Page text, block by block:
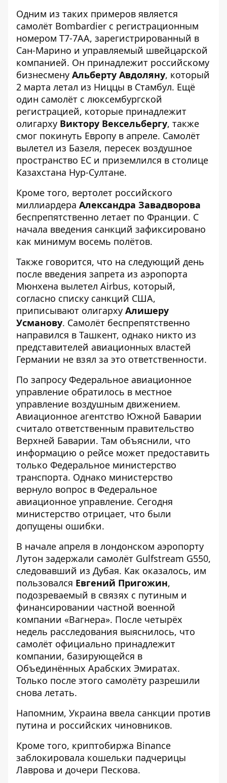
Одним из таких примеров является
самолёт Bombardier с регистрационным
номером T7-7AA, зарегистрированный в
Сан-Марино и управляемый швейцарской
компанией. Он принадлежит российскому
бизнесмену Альберту Авдоляну, который
2 марта летал из Ниццы в Стамбул. Ещё
один самолёт с люксембургской
регистрацией, которые принадлежит
олигарху Виктору Вексельбергу, также
смог покинуть Европу в апреле. Самолёт
вылетел из Базеля, пересек воздушное
пространство ЕС и приземлился в столице
Казахстана Нур-Султане.
Кроме того, вертолет российского
миллиардера Александра Завадворова
беспрепятственно летает по Франции. С
начала введения санкций зафиксировано
как минимум восемь полётов.
Также говорится, что на следующий день
после введения запрета из аэропорта
Мюнхена вылетел Airbus, который,
согласно списку санкций США,
приписывают олигарху Алишеру
Усманову. Самолёт беспрепятственно
направился в Ташкент, однако никто из
представителей авиационных властей
Германии не взял за это ответственности.
По запросу Федеральное авиационное
управление обратилось в местное
управление воздушным движением.
Авиационное агентство Южной Баварии
считало ответственным правительство
Верхней Баварии. Там объяснили, что
информацию о рейсе может предоставить
только Федеральное министерство
транспорта. Однако министерство
вернуло вопрос в Федеральное
авиационное управление. Сегодня
министерство отрицает, что были
допущены ошибки.
В начале апреля в лондонском аэропорту
Лутон задержали самолёт Gulfstream G550,
следовавший из Дубая. Как оказалось, им
пользовался Евгений Пригожин,
подозреваемый в связях с путиным и
финансировании частной военной
компании «Вагнера». После четырёх
недель расследования выяснилось, что
самолёт официально принадлежит
компании, базирующейся в
Объединённых Арабских Эмиратах.
Только после этого самолёту разрешили
снова летать.
Напомним, Украина ввела санкции против
путина и российских чиновников.
Кроме того, криптобиржа Binance
заблокировала кошельки падчерицы
Лаврова и дочери Пескова.